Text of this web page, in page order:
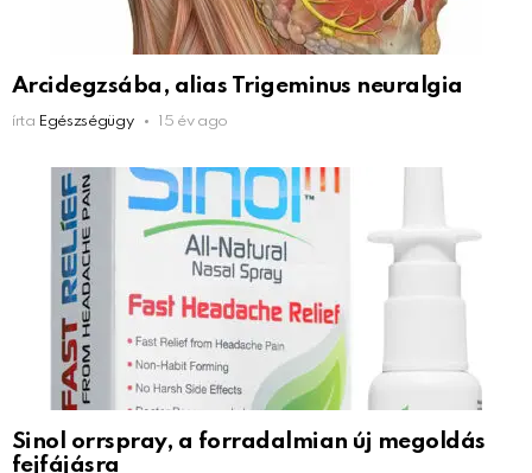
Arcidegzsába, alias Trigeminus neuralgia
írta Egészségügy 15 év ago
Sinol orrspray, a forradalmian új megoldás
fejfájásra